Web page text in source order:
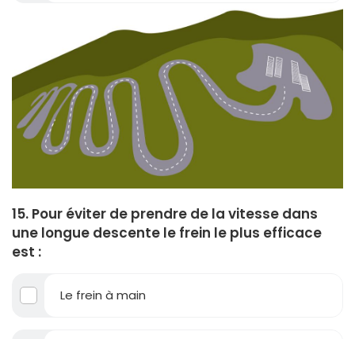
15. Pour éviter de prendre de la vitesse dans
une longue descente le frein le plus efficace
est :
Le frein à main